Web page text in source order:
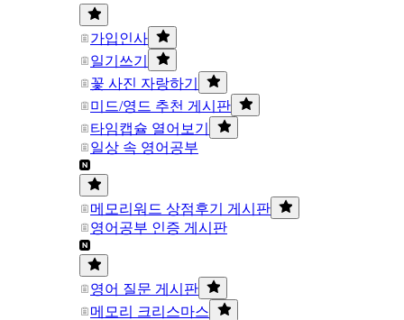
가입인사
일기쓰기
꽃 사진 자랑하기
미드/영드 추천 게시판
타임캡슐 열어보기
일상 속 영어공부
메모리워드 상점후기 게시판
영어공부 인증 게시판
영어 질문 게시판
메모리 크리스마스